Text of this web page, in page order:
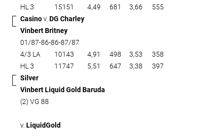
HL 3
15151 4,49 681 3,66
555
Casinov. DG Charley
Vinbert Britney
01/87-86-86-87/87
4/3 LA
10143 4,91 498 3,53
358
HL 3
11747 5,51 647 3,38
397
Silver
Vinbert Liquid Gold Baruda
(2) VG 88
v. LiquidGold